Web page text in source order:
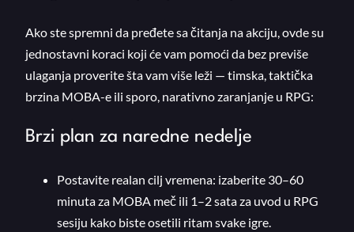
Ako ste spremni da pređete sa čitanja na akciju, ovde su
jednostavni koraci koji će vam pomoći da bez previše
ulaganja proverite šta vam više leži — timska, taktička
brzina MOBA-e ili sporo, narativno zaranjanje u RPG:
Brzi plan za naredne nedelje
Postavite realan cilj vremena: izaberite 30–60
minuta za MOBA meč ili 1–2 sata za uvod u RPG
sesiju kako biste osetili ritam svake igre.